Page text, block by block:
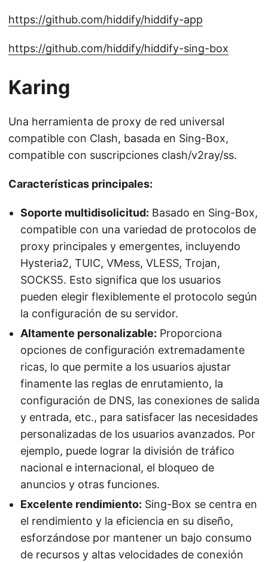
https://github.com/hiddify/hiddify-app
https://github.com/hiddify/hiddify-sing-box
Karing
Una herramienta de proxy de red universal
compatible con Clash, basada en Sing-Box,
compatible con suscripciones clash/v2ray/ss.
Características principales:
Soporte multidisolicitud: Basado en Sing-Box,
compatible con una variedad de protocolos de
proxy principales y emergentes, incluyendo
Hysteria2, TUIC, VMess, VLESS, Trojan,
SOCKS5. Esto significa que los usuarios
pueden elegir flexiblemente el protocolo según
la configuración de su servidor.
Altamente personalizable: Proporciona
opciones de configuración extremadamente
ricas, lo que permite a los usuarios ajustar
finamente las reglas de enrutamiento, la
configuración de DNS, las conexiones de salida
y entrada, etc., para satisfacer las necesidades
personalizadas de los usuarios avanzados. Por
ejemplo, puede lograr la división de tráfico
nacional e internacional, el bloqueo de
anuncios y otras funciones.
Excelente rendimiento: Sing-Box se centra en
el rendimiento y la eficiencia en su diseño,
esforzándose por mantener un bajo consumo
de recursos y altas velocidades de conexión